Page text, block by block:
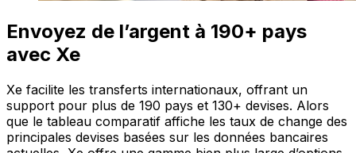
Envoyez de l’argent à 190+ pays
avec Xe
Xe facilite les transferts internationaux, offrant un
support pour plus de 190 pays et 130+ devises. Alors
que le tableau comparatif affiche les taux de change des
principales devises basées sur les données bancaires